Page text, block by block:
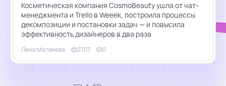
Косметическая компания CosmoBeauty ушла от чат-
менеджмента и Trello в Weeek, построила процессы
декомпозиции и постановки задач — и повысила
эффективность дизайнеров в два раза
Лена Матвеева 2707 0